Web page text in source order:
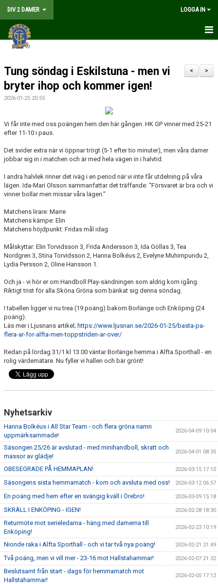
DIV 2 DAMER LOGGA IN
HEM
NYHETER
GÅ PÅ MATCH
KALENDER
TRUPPEN
DOKUMENT
KONTAKT
LIVESÄNDNING
>
<
Tung söndag i Eskilstuna - men vi
bryter ihop och kommer igen!
2026-01-25 20:55
Vi får inte med oss poängen hem den här gången. HK GP vinner med 25-21
efter 11-10 i paus.
Det svider extra när vi öppnar trögt (5-1 efter tio minuter), men våra damer
jobbar sig in i matchen och är med hela vägen in i halvtid.
I andra halvlek rinner det iväg i en period när vi inte får utdelning på våra
lägen. Ida-Mari Olsson sammanfattar det träffande: “Försvaret är bra och vi
vinner bollar men missar våra lägen.”
Matchens lirare: Marre
Matchens kämpe: Elin
Matchens höjdpunkt: Fridas mål idag
Målskyttar: Elin Torvidsson 3, Frida Andersson 3, Ida Göllas 3, Tea
Nordgren 3, Stina Torvidsson 2, Hanna Bolkéus 2, Evelyne Muhimpundu 2,
Lydia Persson 2, Oline Hansson 1.
Och ja - vi hör er om Handboll Play-sändningen som aldrig kom igång.
Riktigt trist för alla Sköna Gröna som bänkat sig denna söndag.
I tabellen ligger vi nu trea (19 poäng) bakom Borlänge och Enköping (24
poäng).
Läs mer i Ljusnans artikel; https://www.ljusnan.se/2026-01-25/basta-pa-
flera-ar-for-alfta-men-toppstriden-ar-over/
Redan på lördag 31/1 kl 13.00 väntar Borlänge hemma i Alfta Sporthall - en
rolig värdemätare. Nu fyller vi hallen och bär grönt!
Nyhetsarkiv
Hanna Bolkéus i All Star Team - och flera gröna namn
uppmärksammade!
2026-04-09 10:04
Säsongen 25/26 är avslutad - med minihandboll, skratt och
massor av glädje!
2026-04-01 08:35
OBESEGRADE PÅ HEMMAPLAN! 2026-03-15 17:10
Säsongens sista hemmamatch - kom och avsluta med oss! 2026-03-12 06:57
En poäng med hem efter en svängig kväll i Örebro! 2026-03-09 15:18
SKRÄLL I ENKÖPING - IGEN! 2026-02-28 18:30
Returmöte mot serieledarna - häng med damerna till
Enköping!
2026-02-23 10:19
Nionde raka i Alfta Sporthall - och vi tar två nya poäng! 2026-02-21 21:49
Två poäng, men vi vill mer - 23-16 mot Hallstahammar! 2026-02-07 21:32
Beslutsamt från start - dags för hemmamatch mot
Hallstahammar!
2026-02-05 17:12